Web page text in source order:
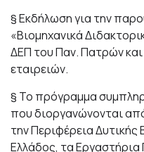
§ Εκδήλωση για την
«Βιομηχανικά
ΔΕΠ του Παν. Πατρών
εταιρειών.
§ Το πρόγραμμα
που διοργανώνονται
την Περιφέρεια
Ελλάδος, τα